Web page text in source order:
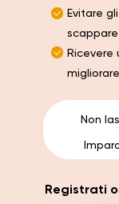
Registrati
Non
Evitare
Ricevere